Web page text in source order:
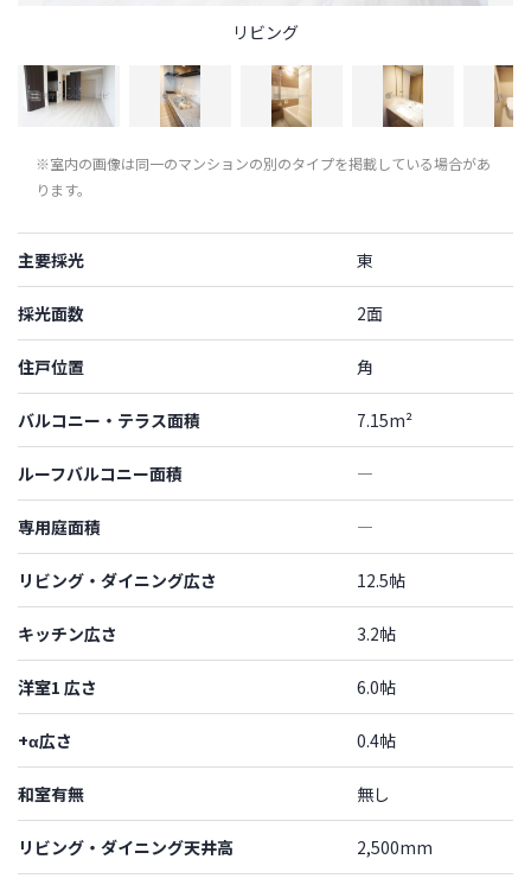
リビング
※室内の画像は同一のマンションの別のタイプを掲載している場合があ
ります。
主要採光 東
採光面数 2面
住戸位置 角
バルコニー・テラス面積 7.15m²
ルーフバルコニー面積 ―
専用庭面積 ―
リビング・ダイニング広さ 12.5帖
キッチン広さ 3.2帖
洋室1 広さ 6.0帖
+α広さ 0.4帖
和室有無 無し
リビング・ダイニング天井高 2,500mm